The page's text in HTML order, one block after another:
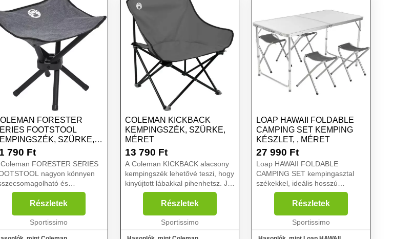
FORESTER
FOOTSTOOL
SZÜRKE,
790 Ft
FORESTER SERIES
nagyon könnyen
és
Vízálló, nem
anyagból készült, nagy
Részletek
Sportissimo
COLEMAN KICKBACK
KEMPINGSZÉK, SZÜRKE,
MÉRET
13 790 Ft
A Coleman KICKBACK alacsony
kempingszék lehetővé teszi, hogy
kinyújtott lábakkal pihenhetsz. Jól
megtervezett acélszerkezetű,
könnyebb súlyú....
Részletek
Sportissimo
LOAP HAWAII FOLDABLE
CAMPING SET KEMPING
KÉSZLET, , MÉRET
27 990 Ft
Loap HAWAII FOLDABLE
CAMPING SET kempingasztal
székekkel, ideális hosszú
utazásokra. Egy asztal, négy
szék. Háló az asztallap alatt és
oldalsó hálós zseb gondoskodik a
szükséges dolgok tárolásáról....
Részletek
Sportissimo